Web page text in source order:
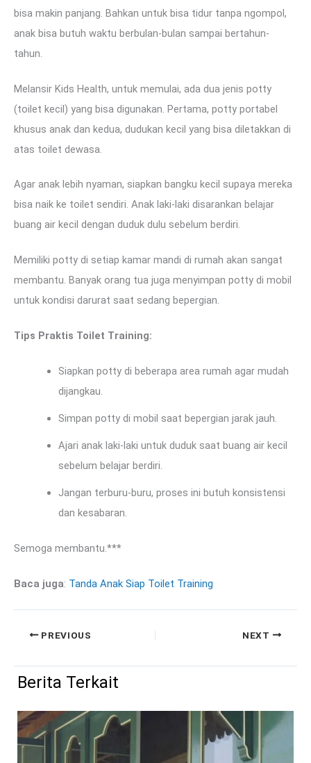
bisa makin panjang. Bahkan untuk bisa tidur tanpa ngompol,
anak bisa butuh waktu berbulan-bulan sampai bertahun-
tahun.
Melansir Kids Health, untuk memulai, ada dua jenis potty
(toilet kecil) yang bisa digunakan. Pertama, potty portabel
khusus anak dan kedua, dudukan kecil yang bisa diletakkan di
atas toilet dewasa.
Agar anak lebih nyaman, siapkan bangku kecil supaya mereka
bisa naik ke toilet sendiri. Anak laki-laki disarankan belajar
buang air kecil dengan duduk dulu sebelum berdiri.
Memiliki potty di setiap kamar mandi di rumah akan sangat
membantu. Banyak orang tua juga menyimpan potty di mobil
untuk kondisi darurat saat sedang bepergian.
Tips Praktis Toilet Training:
Siapkan potty di beberapa area rumah agar mudah
dijangkau.
Simpan potty di mobil saat bepergian jarak jauh.
Ajari anak laki-laki untuk duduk saat buang air kecil
sebelum belajar berdiri.
Jangan terburu-buru, proses ini butuh konsistensi
dan kesabaran.
Semoga membantu.***
Baca juga: Tanda Anak Siap Toilet Training
PREVIOUS NEXT
Berita Terkait